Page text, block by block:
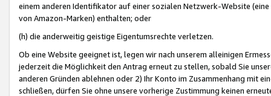
einem anderen Identifikator auf einer sozialen Netzwerk-Website
von Amazon-Marken) enthalten; oder
(h) die anderweitig geistige Eigentumsrechte verletzen.
Ob eine Website geeignet ist, legen wir nach unserem alleinigen
jederzeit die Möglichkeit den Antrag erneut zu stellen, sobald Sie
anderen Gründen ablehnen oder 2) Ihr Konto im Zusammenhang mit
schließen, dürfen Sie ohne unsere vorherige Zustimmung keinen